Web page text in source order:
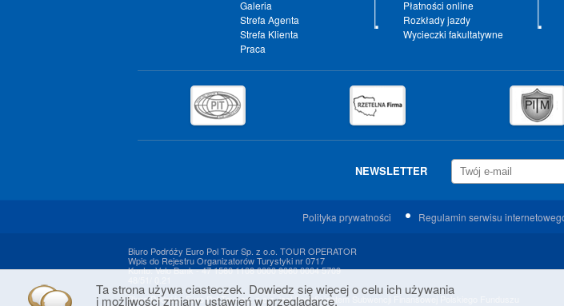
Galeria
Strefa Agenta
Strefa Klienta
Praca
Płatności online
Rozkłady jazdy
Wycieczki fakultatywne
NEWSLETTER
Polityka prywatności Regulamin serwisu
Biuro Podróży Euro Pol Tour Sp. z o.o. TOUR OPERATOR
Wpis do Rejestru Organizatorów Turystyki nr 0717
Konto: Velo Bank - 47 1560 1108 0000 9060 0004 5709
Biuro Podróży Euro Pol Tour sp. z o.o. jest beneficjentem Subwencji Finansowej Polskiego Funduszu
Ta strona używa ciasteczek. Dowiedz się więcej o celu ich używania
i możliwości zmiany ustawień w przeglądarce.